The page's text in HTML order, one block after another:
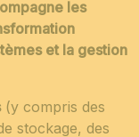
les
et la gestion
(y compris des
stockage, des